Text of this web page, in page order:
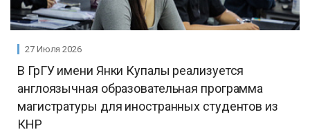
27 Июля 2026
В ГрГУ имени Янки Купалы реализуется
англоязычная образовательная программа
магистратуры для иностранных студентов из
КНР